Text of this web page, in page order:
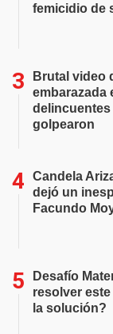
femicidio de
Brutal video
embarazada
delincuentes
golpearon
Candela
dejó un
Facundo
Desafío
resolver
la solución?